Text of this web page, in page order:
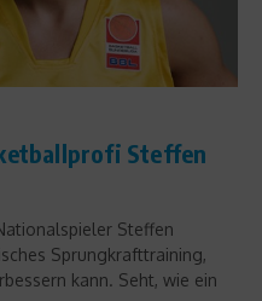
Steffen
Steffen
Sprungkrafttraining,
kann. Seht, wie ein